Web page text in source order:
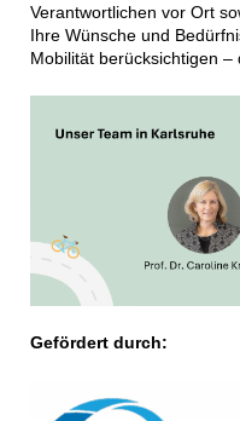
Verantwortlichen vor Ort
Ihre Wünsche und
Mobilität berücksichtigen
Gefördert durch: